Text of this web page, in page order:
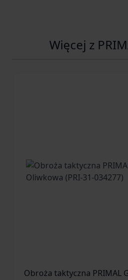
Więcej z
Obroża taktyczna PRIMAL